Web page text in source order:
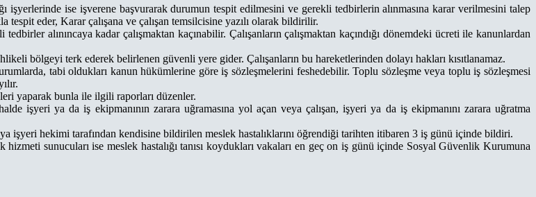
işyerlerinde ise işverene başvurarak durumun tespit edilmesini ve gerekli tedbirlerin alınmasına karar verilmesini talep
eder, Karar çalışana ve çalışan temsilcisine yazılı olarak bildirilir.
alınıncaya kadar çalışmaktan kaçınabilir. Çalışanların çalışmaktan kaçındığı dönemdeki ücreti ile kanunlardan
bölgeyi terk ederek belirlenen güvenli yere gider. Çalışanların bu hareketlerinden dolayı hakları kısıtlanamaz.
tabi oldukları kanun hükümlerine göre iş sözleşmelerini feshedebilir. Toplu sözleşme veya toplu iş sözleşmesi
yaparak bunla ile ilgili raporları düzenler.
işyeri ya da iş ekipmanının zarara uğramasına yol açan veya çalışan, işyeri ya da iş ekipmanını zarara uğratma
işyeri hekimi tarafından kendisine bildirilen meslek hastalıklarını öğrendiği tarihten itibaren 3 iş günü içinde bildiri.
sunucuları ise meslek hastalığı tanısı koydukları vakaları en geç on iş günü içinde Sosyal Güvenlik Kurumuna